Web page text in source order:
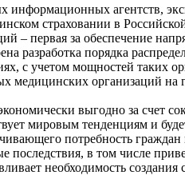
информационных агентств,
страховании в
– первая за обеспечение
разработка порядка
с учетом мощностей таких
медицинских организаций на
выгодно за счет
мировым тенденциям и
потребность
последствия, в том числе
необходимость